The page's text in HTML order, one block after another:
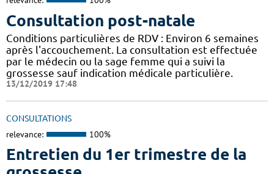
Consultation post-natale
Conditions particulières de RDV : Environ 6 semaines
après l'accouchement. La consultation est effectuée
par le médecin ou la sage femme qui a suivi la
grossesse sauf indication médicale particulière.
13/12/2019 17:48
CONSULTATIONS
relevance: 100%
Entretien du 1er trimestre de la